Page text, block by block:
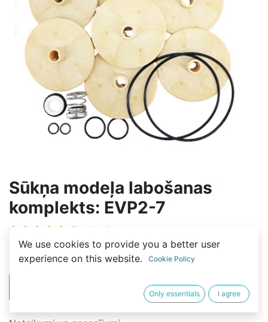
Sūkņa modeļa labošanas
komplekts: EVP2-7
(0 review)
50,00€
BUY NOW
We use cookies to provide you a better user
experience on this website.
Cookie Policy
Only essentials I agree